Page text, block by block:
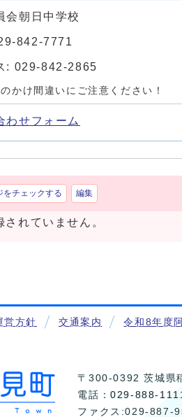
会朝日中学校
842-7771
: 029-842-2865
かけ間違いにご注意ください！
わせフォーム
をチェックする 編集
されていません。
営方針 交通案内 令和8年度
〒300-0392 茨城県
電話：029-888-1111
ファクス:029-887-